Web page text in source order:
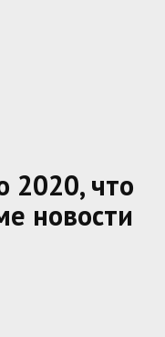
2020, что
новости